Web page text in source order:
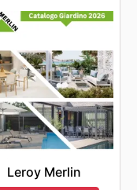
Leroy Merlin